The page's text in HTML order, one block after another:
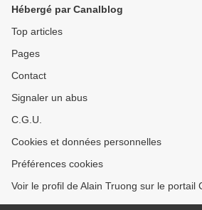
Hébergé par Canalblog
Top articles
Pages
Contact
Signaler un abus
C.G.U.
Cookies et données personnelles
Préférences cookies
Voir le profil de Alain Truong sur le portail